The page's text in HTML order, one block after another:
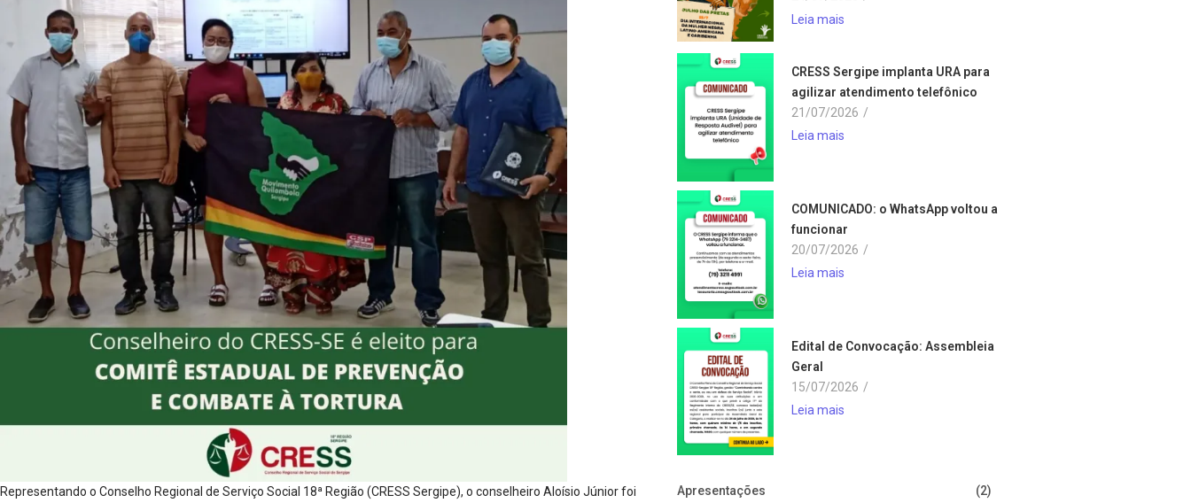
Representando o Conselho Regional de Serviço Social 18ª Região (CRESS Sergipe), o conselheiro Aloísio Júnior foi
Leia mais
CRESS Sergipe implanta URA para
agilizar atendimento telefônico
21/07/2026 /
Leia mais
COMUNICADO: o WhatsApp voltou a
funcionar
20/07/2026 /
Leia mais
Edital de Convocação: Assembleia
Geral
15/07/2026 /
Leia mais
Apresentações (2)